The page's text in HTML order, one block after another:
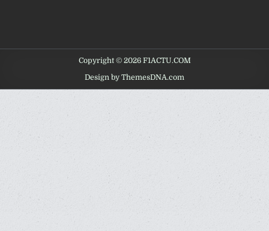
Copyright © 2026 F1ACTU.COM
Design by ThemesDNA.com